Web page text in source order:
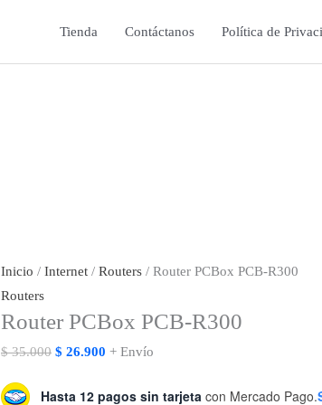
Tienda Contáctanos Política de
Inicio / Internet / Routers / Router PCBox PCB-R300
Routers
Router PCBox PCB-R300
$35.000 El
original
$ 26.900 El
actual
+ Envío
Hasta 12 pagos sin tarjeta con Mercado Pago.